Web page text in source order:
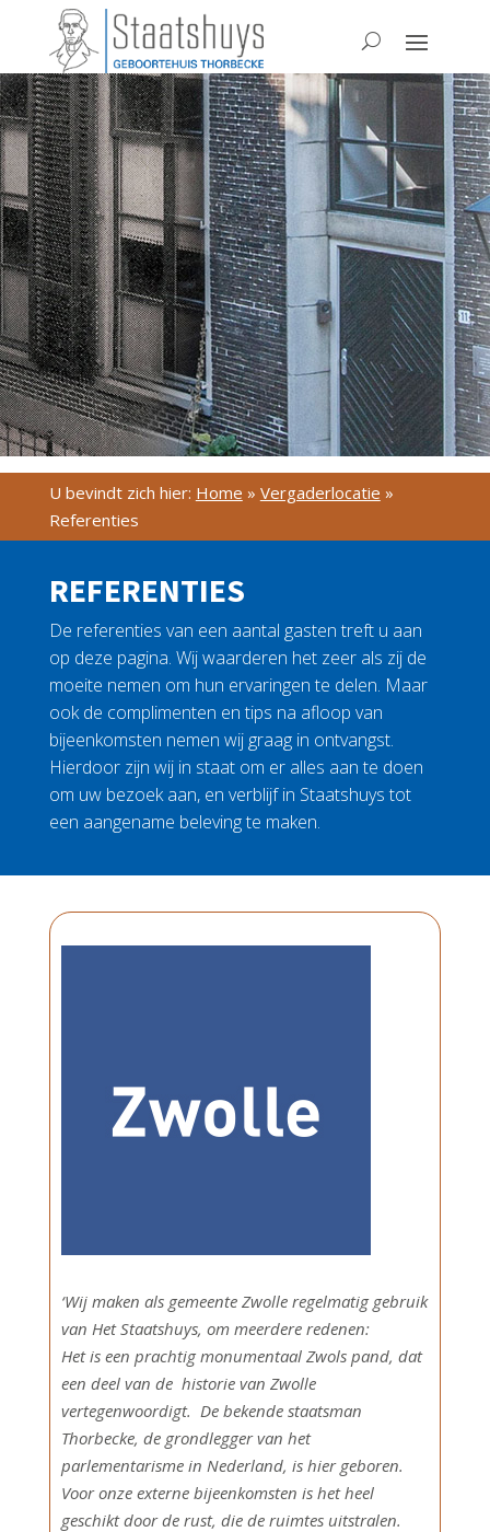
U bevindt zich hier: Home » Vergaderlocatie »
Referenties
REFERENTIES
De referenties van een aantal gasten treft u aan
op deze pagina. Wij waarderen het zeer als zij de
moeite nemen om hun ervaringen te delen. Maar
ook de complimenten en tips na afloop van
bijeenkomsten nemen wij graag in ontvangst.
Hierdoor zijn wij in staat om er alles aan te doen
om uw bezoek aan, en verblijf in Staatshuys tot
een aangename beleving te maken.
‘Wij maken als gemeente Zwolle regelmatig gebruik
van Het Staatshuys, om meerdere redenen:
Het is een prachtig monumentaal Zwols pand, dat
een deel van de historie van Zwolle
vertegenwoordigt. De bekende staatsman
Thorbecke, de grondlegger van het
parlementarisme in Nederland, is hier geboren.
Voor onze externe bijeenkomsten is het heel
geschikt door de rust, die de ruimtes uitstralen.